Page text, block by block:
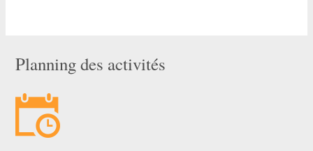
Planning des activités